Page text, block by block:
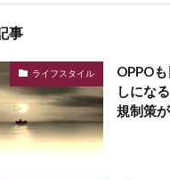
事
ライフスタイル
OPPO
しにな
規制策